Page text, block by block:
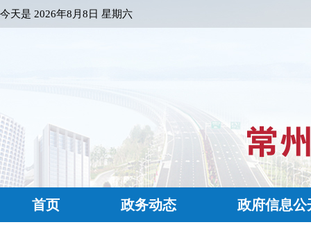
今天是 2026年8月8日 星期六
首页 政务动态 政府信息公